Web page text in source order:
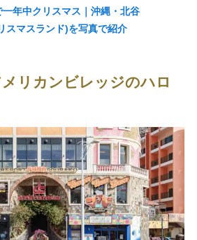
年中クリスマス｜沖縄・北谷
マスランド)を写真で紹介
リカンビレッジのハロ